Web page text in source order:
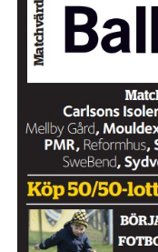
IFK GER TILLBAKA
50/50 LOTTERIET
IFK TIPSET 2026
VM-TIPSET 2026